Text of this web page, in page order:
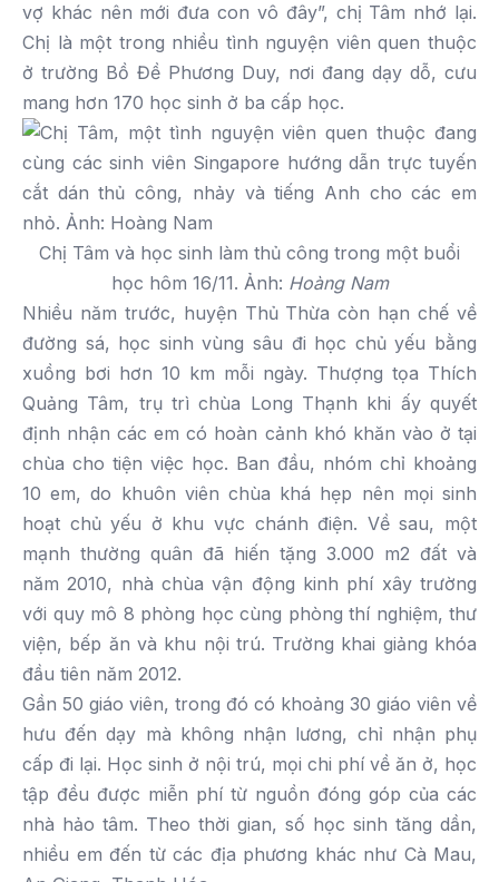
vợ khác nên mới đưa con vô đây”, chị Tâm nhớ lại.
Chị là một trong nhiều tình nguyện viên quen thuộc
ở trường Bồ Đề Phương Duy, nơi đang dạy dỗ, cưu
mang hơn 170 học sinh ở ba cấp học.
Chị Tâm và học sinh làm thủ công trong một buổi
học hôm 16/11. Ảnh: Hoàng Nam
Nhiều năm trước, huyện Thủ Thừa còn hạn chế về
đường sá, học sinh vùng sâu đi học chủ yếu bằng
xuồng bơi hơn 10 km mỗi ngày. Thượng tọa Thích
Quảng Tâm, trụ trì chùa Long Thạnh khi ấy quyết
định nhận các em có hoàn cảnh khó khăn vào ở tại
chùa cho tiện việc học. Ban đầu, nhóm chỉ khoảng
10 em, do khuôn viên chùa khá hẹp nên mọi sinh
hoạt chủ yếu ở khu vực chánh điện. Về sau, một
mạnh thường quân đã hiến tặng 3.000 m2 đất và
năm 2010, nhà chùa vận động kinh phí xây trường
với quy mô 8 phòng học cùng phòng thí nghiệm, thư
viện, bếp ăn và khu nội trú. Trường khai giảng khóa
đầu tiên năm 2012.
Gần 50 giáo viên, trong đó có khoảng 30 giáo viên về
hưu đến dạy mà không nhận lương, chỉ nhận phụ
cấp đi lại. Học sinh ở nội trú, mọi chi phí về ăn ở, học
tập đều được miễn phí từ nguồn đóng góp của các
nhà hảo tâm. Theo thời gian, số học sinh tăng dần,
nhiều em đến từ các địa phương khác như Cà Mau,